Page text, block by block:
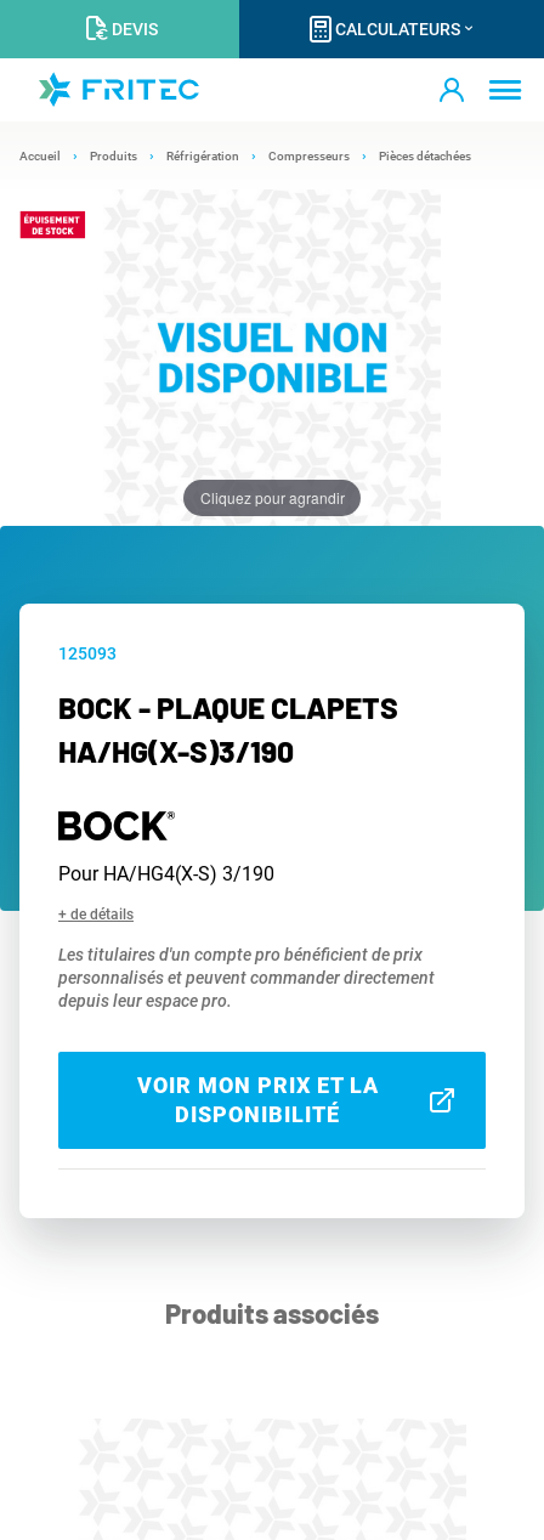
DEVIS CALCULATEURS
Accueil Produits Réfrigération Compresseurs Pièces détachées
Cliquez pour agrandir
125093
BOCK - PLAQUE CLAPETS
HA/HG(X-S)3/190
Pour HA/HG4(X-S) 3/190
+ de détails
Les titulaires d'un compte pro bénéficient de prix
personnalisés et peuvent commander directement
depuis leur espace pro.
VOIR MON PRIX ET LA
DISPONIBILITÉ
Produits associés